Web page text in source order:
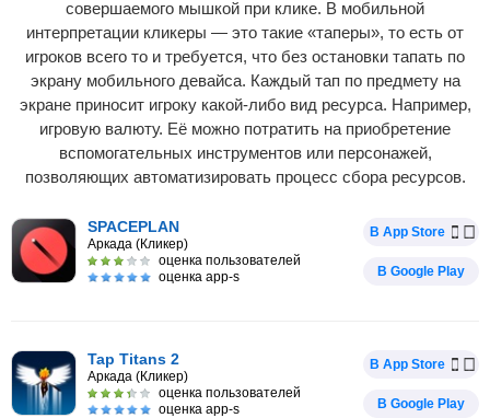
совершаемого мышкой при клике. В мобильной
интерпретации кликеры — это такие «таперы», то есть от
игроков всего то и требуется, что без остановки тапать по
экрану мобильного девайса. Каждый тап по предмету на
экране приносит игроку какой-либо вид ресурса. Например,
игровую валюту. Её можно потратить на приобретение
вспомогательных инструментов или персонажей,
позволяющих автоматизировать процесс сбора ресурсов.
SPACEPLAN
Аркада (Кликер)
оценка пользователей
оценка app-s
В App Store
В Google Play
Tap Titans 2
Аркада (Кликер)
оценка пользователей
оценка app-s
В App Store
В Google Play